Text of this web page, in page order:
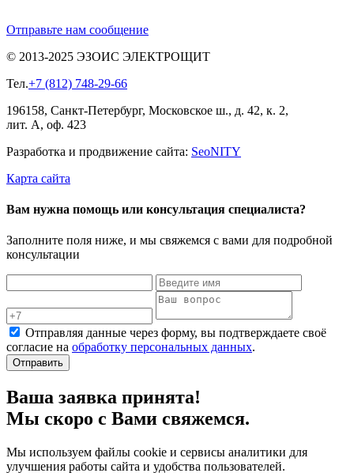
Отправьте нам сообщение
© 2013-2025 ЭЗОИС ЭЛЕКТРОЩИТ
Тел.+7 (812) 748-29-66
196158, Санкт-Петербург, Московское ш., д. 42, к. 2,
лит. А, оф. 423
Разработка и продвижение сайта: SeoNITY
Карта сайта
Вам нужна помощь или консультация специалиста?
Заполните поля ниже, и мы свяжемся с вами для подробной
консультации
Отправляя данные через форму, вы подтверждаете своё
согласие на обработку персональных данных.
Отправить
Ваша заявка принята!
Мы скоро с Вами свяжемся.
Мы используем файлы cookie и сервисы аналитики для
улучшения работы сайта и удобства пользователей.